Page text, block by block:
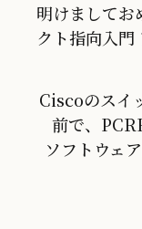
明けましてお
クト指向入門
Ciscoのスイ
前で、
ソフトウェ